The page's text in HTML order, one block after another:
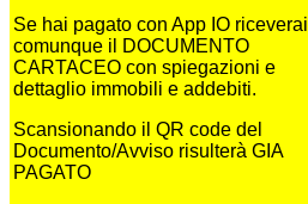
Se hai pagato con App IO riceverai
comunque il DOCUMENTO
CARTACEO con spiegazioni e
dettaglio immobili e addebiti.
Scansionando il QR code del
Documento/Avviso risulterà GIA
PAGATO